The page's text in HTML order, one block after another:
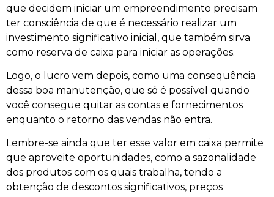
que decidem iniciar um empreendimento precisam
ter consciência de que é necessário realizar um
investimento significativo inicial, que também sirva
como reserva de caixa para iniciar as operações.
Logo, o lucro vem depois, como uma consequência
dessa boa manutenção, que só é possível quando
você consegue quitar as contas e fornecimentos
enquanto o retorno das vendas não entra.
Lembre-se ainda que ter esse valor em caixa permite
que aproveite oportunidades, como a sazonalidade
dos produtos com os quais trabalha, tendo a
obtenção de descontos significativos, preços